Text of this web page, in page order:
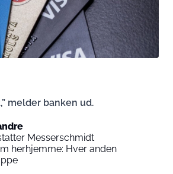
melder banken ud.
Messerschmidt
herhjemme: Hver anden